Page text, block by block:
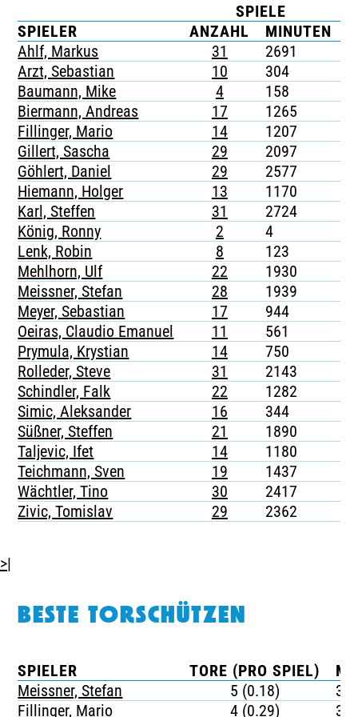
TICKETING
SPIELE
SPIELER
ANZAHL MINUTEN
Ahlf, Markus
31 2691
Arzt, Sebastian
10 304
Baumann, Mike
4 158
Biermann, Andreas
17 1265
Fillinger, Mario
14 1207
Gillert, Sascha
29 2097
Göhlert, Daniel
29 2577
Hiemann, Holger
13 1170
Karl, Steffen
31 2724
König, Ronny
2 4
Lenk, Robin
8 123
Mehlhorn, Ulf
22 1930
Meissner, Stefan
28 1939
Meyer, Sebastian
17 944
Oeiras, Claudio Emanuel
11 561
Prymula, Krystian
14 750
Rolleder, Steve
31 2143
Schindler, Falk
22 1282
Simic, Aleksander
16 344
Süßner, Steffen
21 1890
Taljevic, Ifet
14 1180
Teichmann, Sven
19 1437
Wächtler, Tino
30 2417
Zivic, Tomislav
29 2362
>|
BESTE TORSCHÜTZEN
SPIELER TORE (PRO SPIEL)
Meissner, Stefan
5 (0.18)
Fillinger, Mario
4 (0.29)